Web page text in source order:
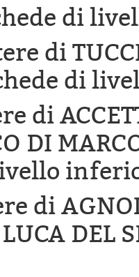
di
di
di
di
DI
di
DEL